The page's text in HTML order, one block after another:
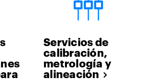
Servicios de
calibración,
metrología y
alineación